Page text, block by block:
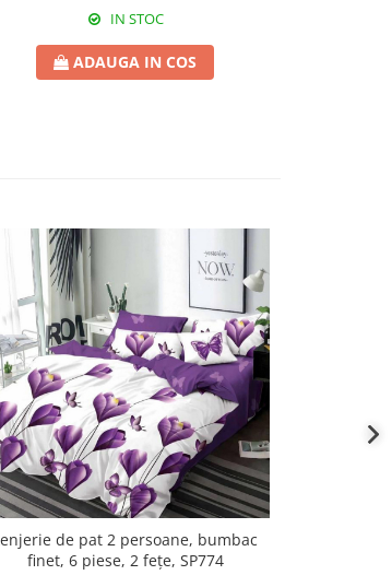
IN STOC
ADAUGA IN COS
de pat 2 persoane, bumbac
finet, 6 piese, 2 fețe, SP774